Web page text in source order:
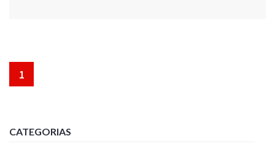
1
CATEGORIAS